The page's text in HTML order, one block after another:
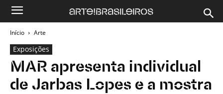
Início Arte
Exposições
MAR apresenta individual
de Jarbas Lopes e a mostra